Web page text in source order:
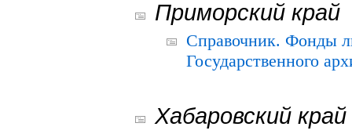
Приморский край
Справочник. Фонды
Государственного
Хабаровский край